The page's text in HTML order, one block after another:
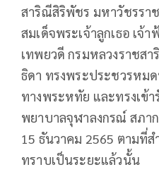
สาริณีสิริพัชร มหาวัชรรา
สมเด็จพระเจ้าลูกเธอ เจ้
เทพยวดี กรมหลวงราชส
ธิดา ทรงพระประชวรหม
ทางพระหทัย และทรงเข้
พยาบาลจุฬาลงกรณ์ สภา
15 ธันวาคม 2565 ตามที่
ทราบเป็นระยะแล้วนั้น